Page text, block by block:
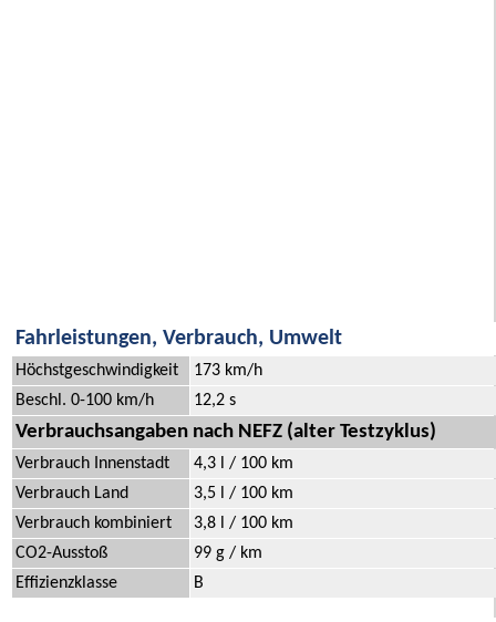
Fahrleistungen, Verbrauch, Umwelt
Höchstgeschwindigkeit
173 km/h
Beschl. 0-100 km/h
12,2 s
Verbrauchsangaben nach NEFZ (alter Testzyklus)
Verbrauch Innenstadt
4,3 l / 100 km
Verbrauch Land
3,5 l / 100 km
Verbrauch kombiniert
3,8 l / 100 km
CO2-Ausstoß
99 g / km
Effizienzklasse
B